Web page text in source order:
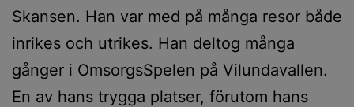
Skansen. Han var med på många resor både
inrikes och utrikes. Han deltog många
gånger i OmsorgsSpelen på Vilundavallen.
En av hans trygga platser, förutom hans